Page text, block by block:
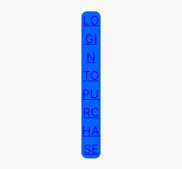
LO
GI
N
TO
PU
RC
HA
SE